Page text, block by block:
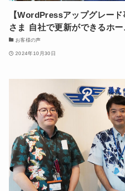
【WordPressアップグレー
さま 自社で更新ができるホ
お客様の声
2024年10月30日